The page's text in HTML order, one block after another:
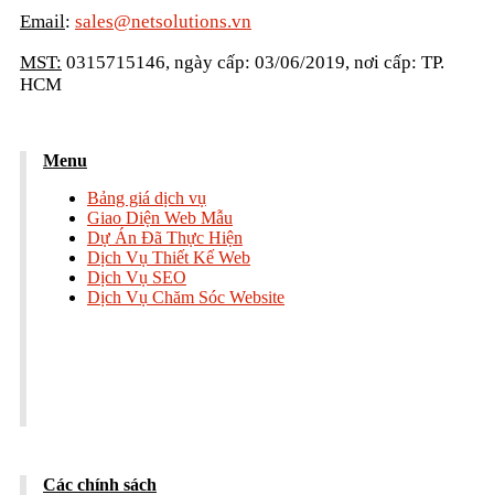
Email: sales@netsolutions.vn
MST: 0315715146, ngày cấp: 03/06/2019, nơi cấp: TP.
HCM
Menu
Bảng giá dịch vụ
Giao Diện Web Mẫu
Dự Án Đã Thực Hiện
Dịch Vụ Thiết Kế Web
Dịch Vụ SEO
Dịch Vụ Chăm Sóc Website
Các chính sách